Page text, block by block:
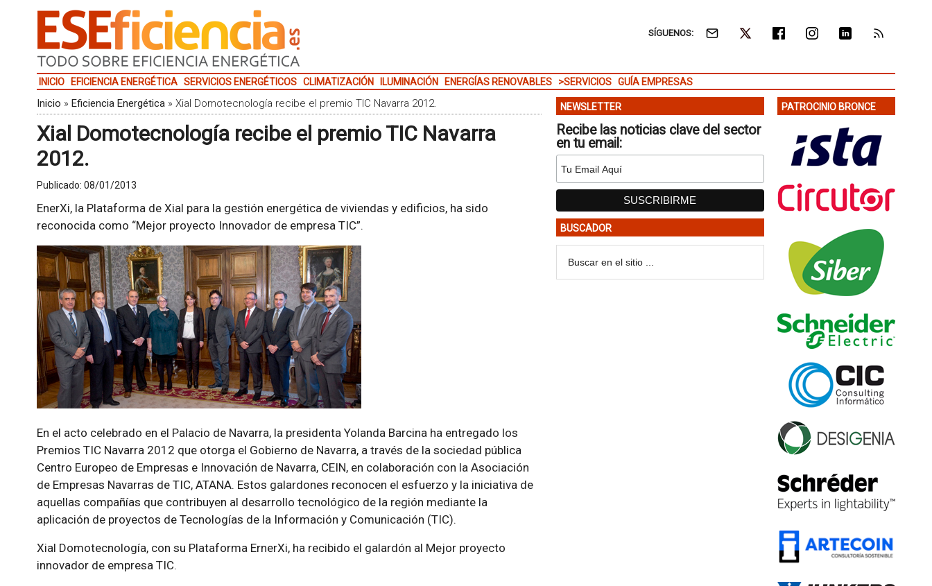
SÍGUENOS:
INICIO EFICIENCIA ENERGÉTICA SERVICIOS ENERGÉTICOS CLIMATIZACIÓN ILUMINACIÓN ENERGÍAS RENOVABLES >SERVICIOS GUÍA EMPRESAS
Inicio » Eficiencia Energética» Xial Domotecnología recibe el premio TIC Navarra 2012.
Xial Domotecnología recibe el premio TIC Navarra
2012.
Publicado: 08/01/2013
EnerXi, la Plataforma de Xial para la gestión energética de viviendas y edificios, ha sido
reconocida como “Mejor proyecto Innovador de empresa TIC”.
En el acto celebrado en el Palacio de Navarra, la presidenta Yolanda Barcina ha entregado los
Premios TIC Navarra 2012 que otorga el Gobierno de Navarra, a través de la sociedad pública
Centro Europeo de Empresas e Innovación de Navarra, CEIN, en colaboración con la Asociación
de Empresas Navarras de TIC, ATANA. Estos galardones reconocen el esfuerzo y la iniciativa de
aquellas compañías que contribuyen al desarrollo tecnológico de la región mediante la
aplicación de proyectos de Tecnologías de la Información y Comunicación (TIC).
Xial Domotecnología, con su Plataforma ErnerXi, ha recibido el galardón al Mejor proyecto
innovador de empresa TIC.
NEWSLETTER
Recibe las noticias clave del sector
en tu email:
BUSCADOR
PATROCINIO BRONCE